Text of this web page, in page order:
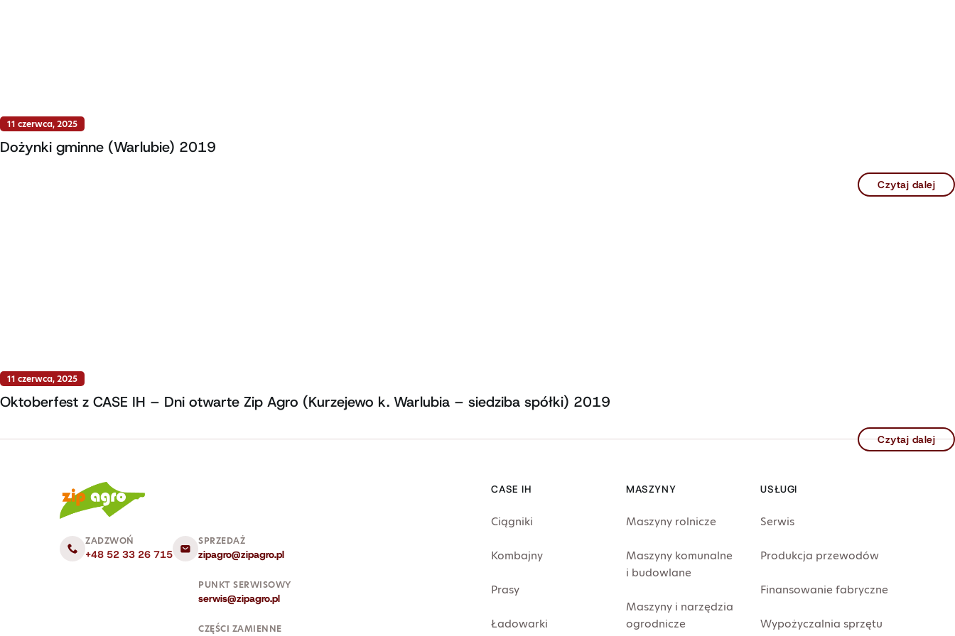
11 czerwca, 2025
Dożynki gminne (Warlubie) 2019
Czytaj dalej
11 czerwca, 2025
Oktoberfest z CASE IH – Dni otwarte Zip Agro (Kurzejewo k. Warlubia – siedziba spółki) 2019
Czytaj dalej
ZADZWOŃ
+48 52 33 26 715
SPRZEDAŻ
zipagro@zipagro.pl
PUNKT SERWISOWY
serwis@zipagro.pl
CZĘŚCI ZAMIENNE
CASE IH
Ciągniki
Kombajny
Prasy
Ładowarki
MASZYNY
Maszyny rolnicze
Maszyny komunalne
i budowlane
Maszyny i narzędzia
ogrodnicze
USŁUGI
Serwis
Produkcja przewodów
Finansowanie fabryczne
Wypożyczalnia sprzętu